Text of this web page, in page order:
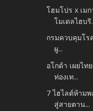
โฮมโปร x เม
โมเดลไฮบริ
กรมควบคุมโร
ผู...
อโกด้า เผยไ
ท่องเท...
7 ไฮไลต์ห้ามพ
สู่สายตาน...